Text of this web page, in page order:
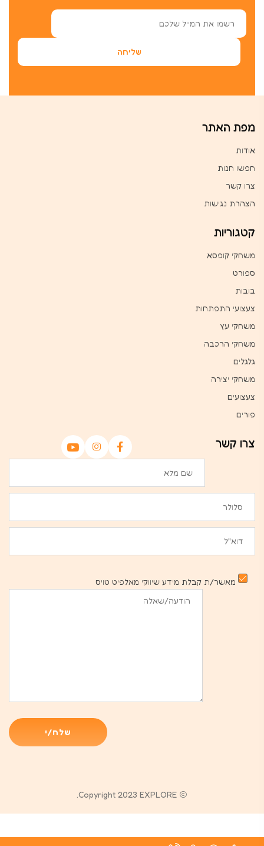
מפת האתר
אודות
חפשו חנות
צרו קשר
הצהרת נגישות
קטגוריות
משחקי קופסא
ספורט
בובות
צעצועי התפתחות
משחקי עץ
משחקי הרכבה
גלגלים
משחקי יצירה
צעצועים
פורים
צרו קשר
מאשר/ת קבלת מידע שיווקי מאלפיט טויס